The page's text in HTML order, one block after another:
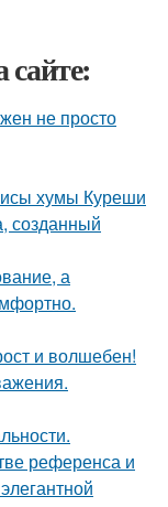
сайте:
не просто
хумы Куреши
созданный
а
и волшебен!
референса и